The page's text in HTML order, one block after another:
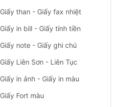
Giấy than - Giấy fax nhiệt
Giấy in bill - Giấy tính tiền
Giấy note - Giấy ghi chú
Giấy Liên Sơn - Liên Tục
Giấy in ảnh - Giấy in màu
Giấy Fort màu